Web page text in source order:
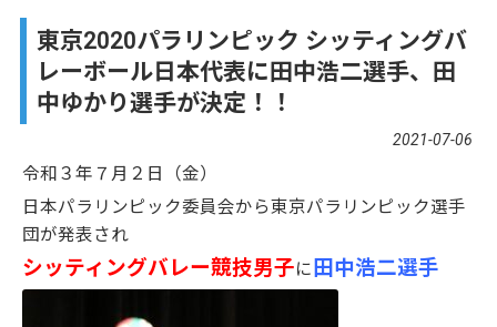
東京2020パラリンピック シッティングバ
レーボール日本代表に田中浩二選手、田
中ゆかり選手が決定！！
2021-07-06
令和３年７月２日（金）
日本パラリンピック委員会から東京パラリンピック選手
団が発表され
シッティングバレー競技男子に 田中浩二選手